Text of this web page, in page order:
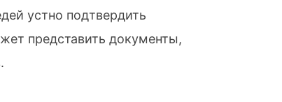
устно подтвердить
представить документы,